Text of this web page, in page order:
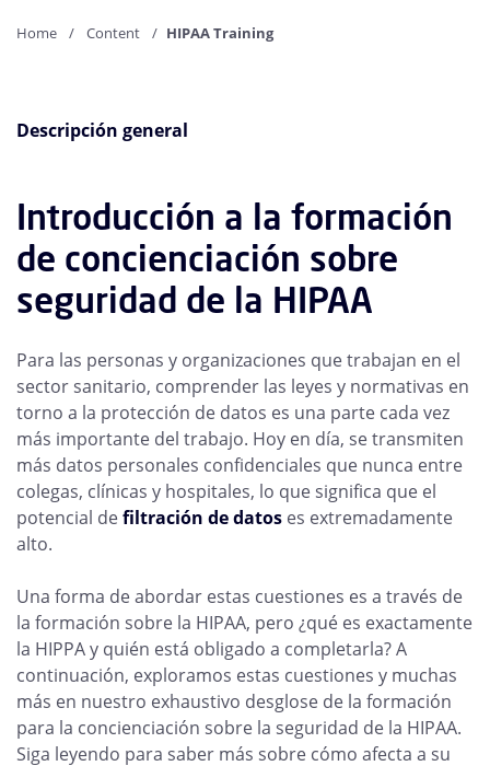
Home Content HIPAA Training
Descripción general
Introducción a la formación
de concienciación sobre
seguridad de la HIPAA
Para las personas y organizaciones que trabajan en el
sector sanitario, comprender las leyes y normativas en
torno a la protección de datos es una parte cada vez
más importante del trabajo. Hoy en día, se transmiten
más datos personales confidenciales que nunca entre
colegas, clínicas y hospitales, lo que significa que el
potencial defiltración de datos es extremadamente
alto.
Una forma de abordar estas cuestiones es a través de
la formación sobre la HIPAA, pero ¿qué es exactamente
la HIPPA y quién está obligado a completarla? A
continuación, exploramos estas cuestiones y muchas
más en nuestro exhaustivo desglose de la formación
para la concienciación sobre la seguridad de la HIPAA.
Siga leyendo para saber más sobre cómo afecta a su